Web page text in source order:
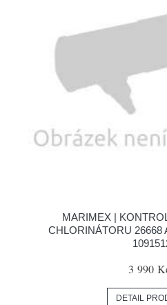
MARIMEX |
CHLORINÁTORU 26668
3 990
DETAIL